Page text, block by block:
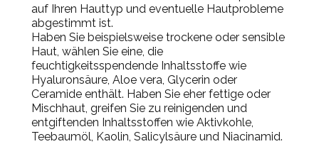
auf Ihren Hauttyp und eventuelle Hautprobleme
abgestimmt ist.
Haben Sie beispielsweise trockene oder sensible
Haut, wählen Sie eine, die
feuchtigkeitsspendende Inhaltsstoffe wie
Hyaluronsäure, Aloe vera, Glycerin oder
Ceramide enthält. Haben Sie eher fettige oder
Mischhaut, greifen Sie zu reinigenden und
entgiftenden Inhaltsstoffen wie Aktivkohle,
Teebaumöl, Kaolin, Salicylsäure und Niacinamid.